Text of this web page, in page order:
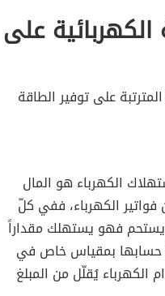
على
على توفير الطاقة
الكهرباء هو المال
الكهرباء، ففي كلّ
فهو يستهلك مقداراً
حسابها بمقياس خاص في
الكهرباء يُقلّل من المبلغ